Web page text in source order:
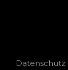
Datenschutz